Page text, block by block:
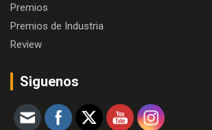
Premios
Premios de Industria
Review
Siguenos